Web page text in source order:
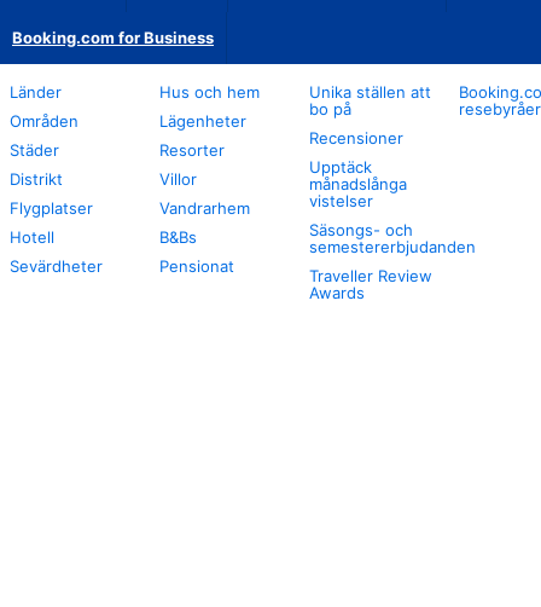
Booking.com for Business
Länder
Områden
Städer
Distrikt
Flygplatser
Hotell
Sevärdheter
Hus och hem
Lägenheter
Resorter
Villor
Vandrarhem
B&Bs
Pensionat
Unika ställen att
bo på
Recensioner
Upptäck
månadslånga
vistelser
Säsongs- och
semestererbjudanden
Traveller Review
Awards
resebyråer